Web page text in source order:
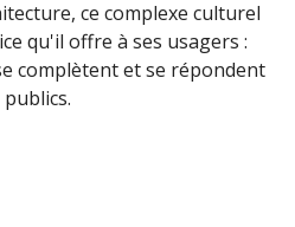
ce complexe culturel
qu'il offre à ses usagers :
complètent et se répondent